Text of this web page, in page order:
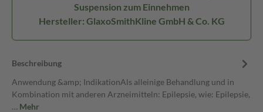
Suspension zum Einnehmen
Hersteller: GlaxoSmithKline GmbH & Co. KG
Beschreibung
Anwendung &amp; IndikationAls alleinige Behandlung und in
Kombination mit anderen Arzneimitteln: Epilepsie, wie: Epilepsie,
… Mehr